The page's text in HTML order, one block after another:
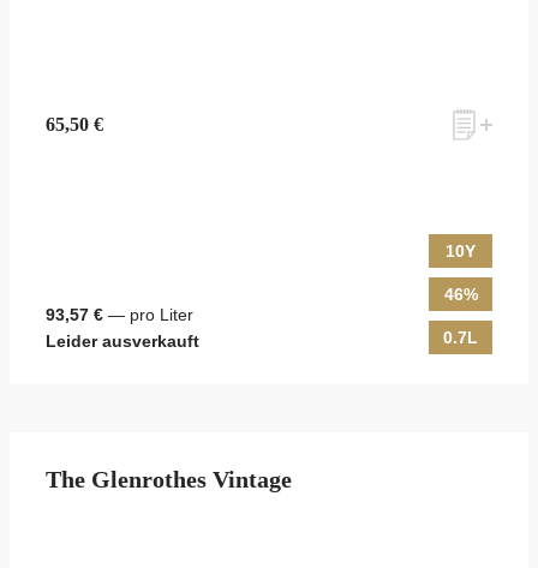
65,50 €
93,57 € — pro Liter
Leider ausverkauft
10Y
46%
0.7L
The Glenrothes Vintage